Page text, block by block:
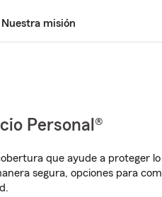
Nuestra misión
Personal®
que ayude a proteger
segura, opciones para